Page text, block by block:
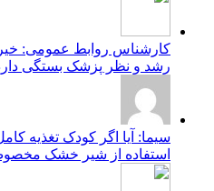
کارشناس روابط عمومی:
رشد و نظر پزشک بستگی
سیما: آیا اگر کودک تغذیه
استفاده از شیر خشک